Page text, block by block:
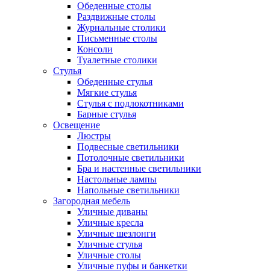
Обеденные столы
Раздвижные столы
Журнальные столики
Письменные столы
Консоли
Туалетные столики
Стулья
Обеденные стулья
Мягкие стулья
Стулья с подлокотниками
Барные стулья
Освещение
Люстры
Подвесные светильники
Потолочные светильники
Бра и настенные светильники
Настольные лампы
Напольные светильники
Загородная мебель
Уличные диваны
Уличные кресла
Уличные шезлонги
Уличные стулья
Уличные столы
Уличные пуфы и банкетки